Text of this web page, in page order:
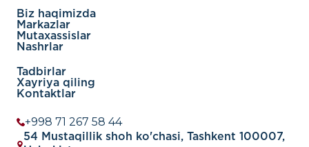
Biz haqimizda
Markazlar
Mutaxassislar
Nashrlar
Tadbirlar
Xayriya qiling
Kontaktlar
+998 71 267 58 44
54 Mustaqillik shoh ko'chasi, Tashkent 100007,